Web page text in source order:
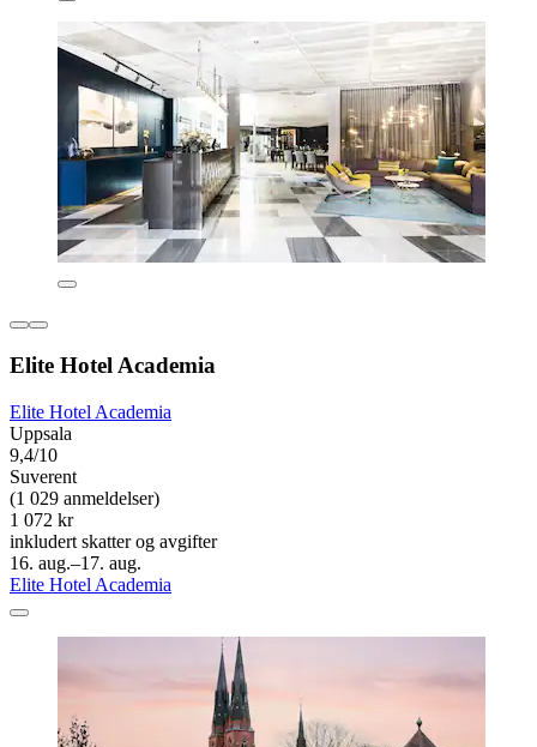
Elite Hotel Academia
Elite Hotel Academia
Uppsala
9,4/10
Suverent
(1 029 anmeldelser)
1 072 kr
inkludert skatter og avgifter
16. aug.–17. aug.
Elite Hotel Academia